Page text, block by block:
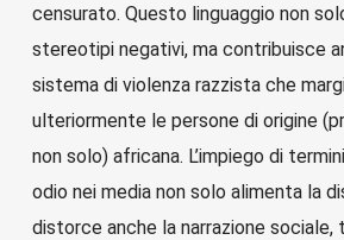
censurato. Questo linguaggio non
stereotipi negativi, ma contribuisce
sistema di violenza razzista che
ulteriormente le persone di origine
non solo) africana. L’impiego di
odio nei media non solo alimenta la
distorce anche la narrazione sociale,